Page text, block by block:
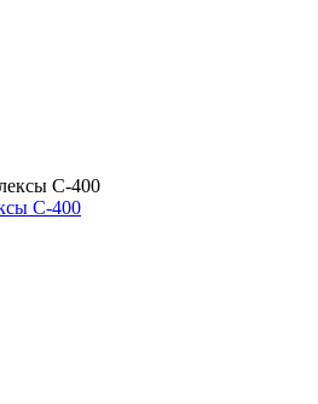
С-400